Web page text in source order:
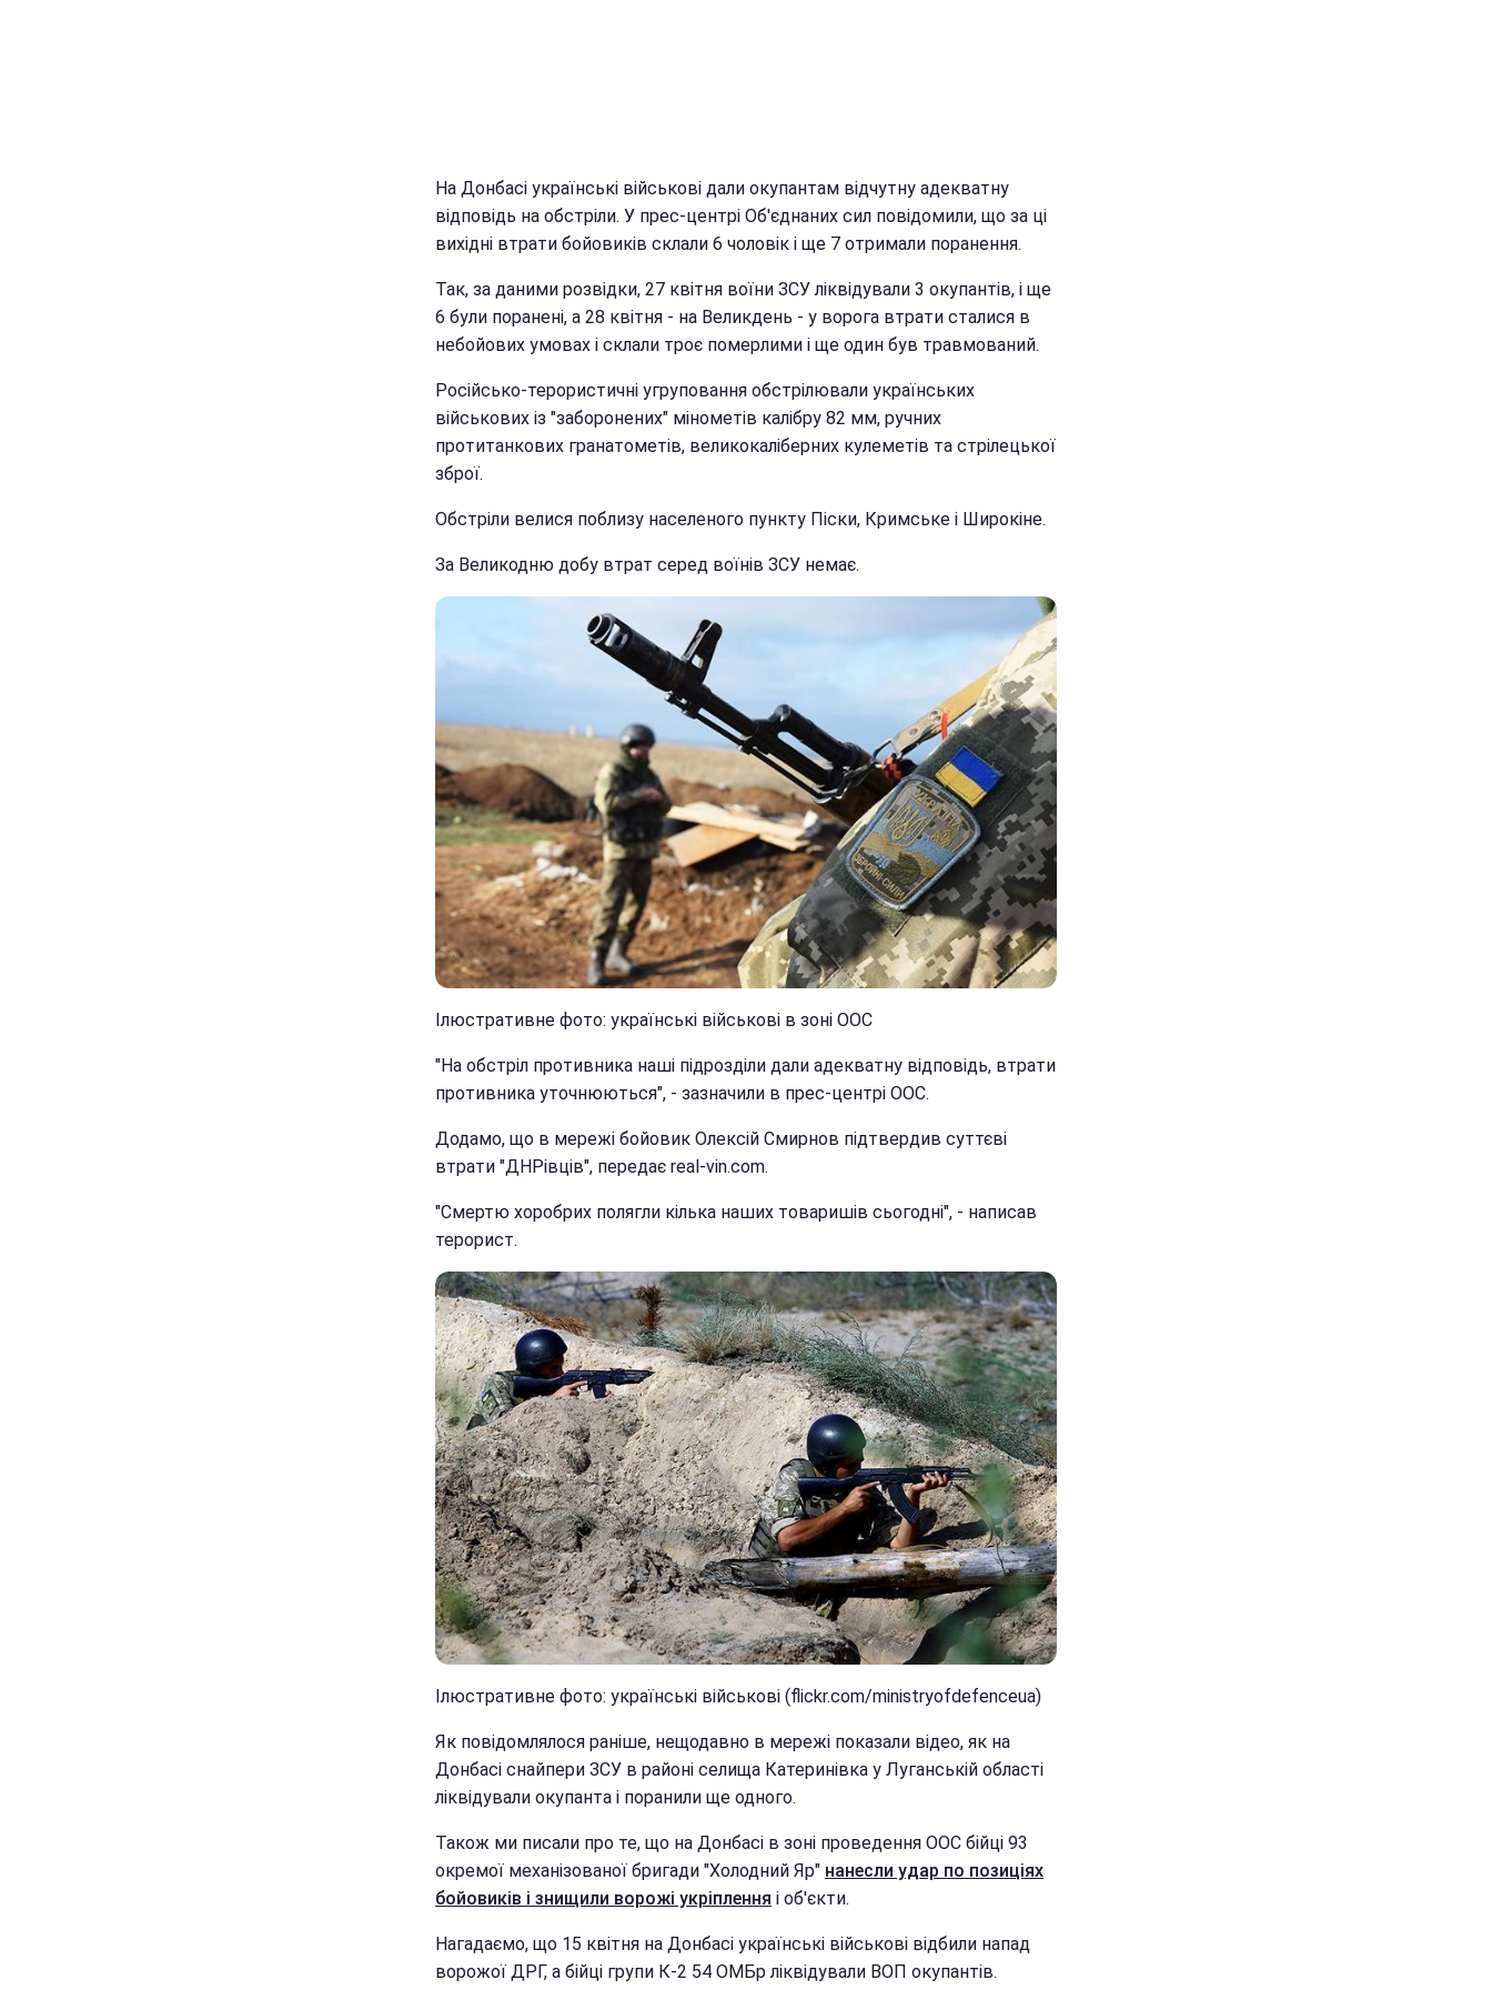
На Донбасі українські військові дали окупантам відчутну адекватну
відповідь на обстріли. У прес-центрі Об'єднаних сил повідомили, що за ці
вихідні втрати бойовиків склали 6 чоловік і ще 7 отримали поранення.
Так, за даними розвідки, 27 квітня воїни ЗСУ ліквідували 3 окупантів, і ще
6 були поранені, а 28 квітня - на Великдень - у ворога втрати сталися в
небойових умовах і склали троє померлими і ще один був травмований.
Російсько-терористичні угруповання обстрілювали українських
військових із "заборонених" мінометів калібру 82 мм, ручних
протитанкових гранатометів, великокаліберних кулеметів та стрілецької
зброї.
Обстріли велися поблизу населеного пункту Піски, Кримське і Широкіне.
За Великодню добу втрат серед воїнів ЗСУ немає.
Ілюстративне фото: українські військові в зоні ООС
"На обстріл противника наші підрозділи дали адекватну відповідь, втрати
противника уточнюються", - зазначили в прес-центрі ООС.
Додамо, що в мережі бойовик Олексій Смирнов підтвердив суттєві
втрати "ДНРівців", передає real-vin.com.
"Смертю хоробрих полягли кілька наших товаришів сьогодні", - написав
терорист.
Ілюстративне фото: українські військові (flickr.com/ministryofdefenceua)
Як повідомлялося раніше, нещодавно в мережі показали відео, як на
Донбасі снайпери ЗСУ в районі селища Катеринівка у Луганській області
ліквідували окупанта і поранили ще одного.
Також ми писали про те, що на Донбасі в зоні проведення ООС бійці 93
окремої механізованої бригади "Холодний Яр" нанесли удар по позиціях
бойовиків і знищили ворожі укріплення і об'єкти.
Нагадаємо, що 15 квітня на Донбасі українські військові відбили напад
ворожої ДРГ, а бійці групи К-2 54 ОМБр ліквідували ВОП окупантів.